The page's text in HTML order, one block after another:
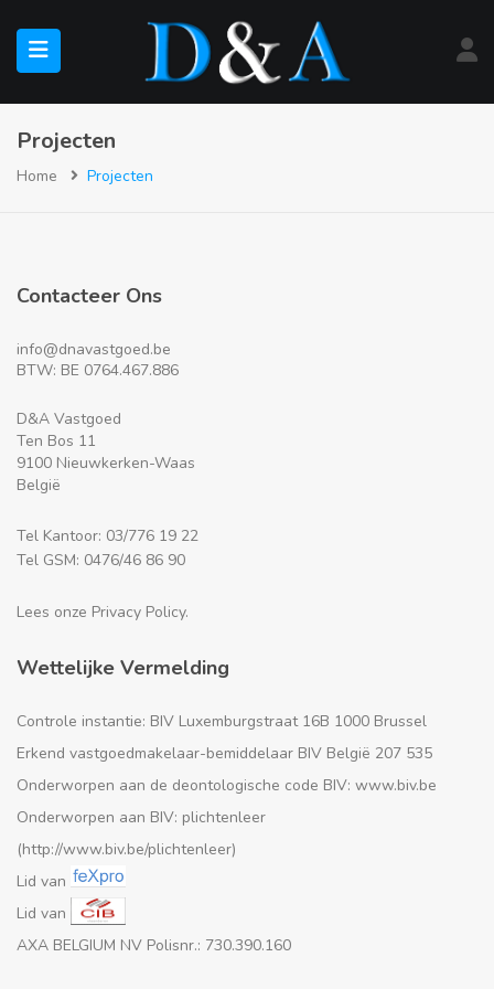
(Te Koop)
Projecten
Home Projecten
Contacteer Ons
info@dnavastgoed.be
BTW: BE 0764.467.886
D&A Vastgoed
Ten Bos 11
9100 Nieuwkerken-Waas
België
Tel Kantoor: 03/776 19 22
Tel GSM: 0476/46 86 90
Lees onze Privacy Policy.
Wettelijke Vermelding
Controle instantie: BIV Luxemburgstraat 16B 1000 Brussel
Erkend vastgoedmakelaar-bemiddelaar BIV België 207 535
Onderworpen aan de deontologische code BIV: www.biv.be
Onderworpen aan BIV: plichtenleer
(http://www.biv.be/plichtenleer)
Lid van
Lid van
AXA BELGIUM NV Polisnr.: 730.390.160